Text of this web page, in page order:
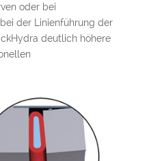
oder bei
der Linienführung der
deutlich höhere